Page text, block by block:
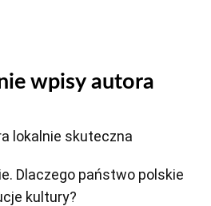
wpisy autora
lokalnie skuteczna
Dlaczego państwo polskie
kultury?